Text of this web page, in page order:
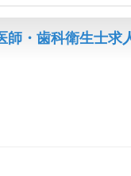
師・歯科衛生士求